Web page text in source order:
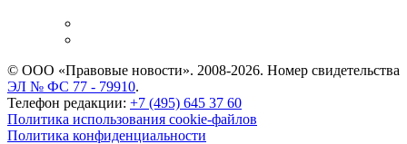
© ООО «Правовые новости». 2008-2026. Номер свидетельства
ЭЛ № ФС 77 - 79910.
Телефон редакции: +7 (495) 645 37 60
Политика использования cookie-файлов
Политика конфиденциальности